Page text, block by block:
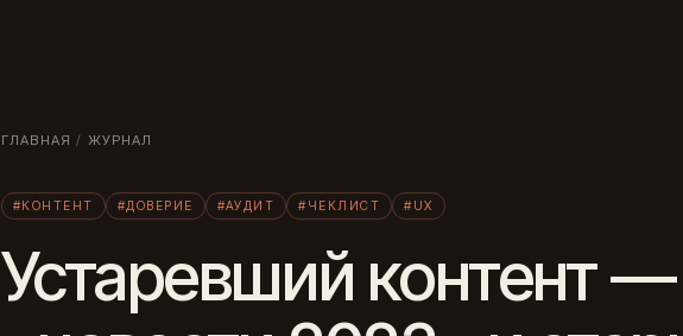
ГЛАВНАЯ / ЖУРНАЛ
#КОНТЕНТ #ДОВЕРИЕ #АУДИТ #ЧЕКЛИСТ #UX
Устаревший контент —